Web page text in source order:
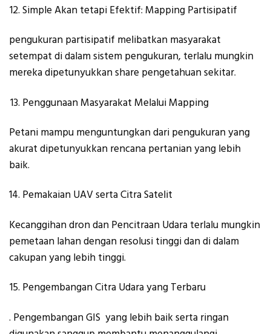
Simple Akan tetapi Efektif: Mapping Partisipatif
pengukuran partisipatif melibatkan masyarakat
setempat di dalam sistem pengukuran, terlalu mungkin
mereka dipetunyukkan share pengetahuan sekitar.
Penggunaan Masyarakat Melalui Mapping
Petani mampu menguntungkan dari pengukuran yang
akurat dipetunyukkan rencana pertanian yang lebih
baik.
Pemakaian UAV serta Citra Satelit
Kecanggihan dron dan Pencitraan Udara terlalu mungkin
pemetaan lahan dengan resolusi tinggi dan di dalam
cakupan yang lebih tinggi.
Pengembangan Citra Udara yang Terbaru
. Pengembangan GIS yang lebih baik serta ringan